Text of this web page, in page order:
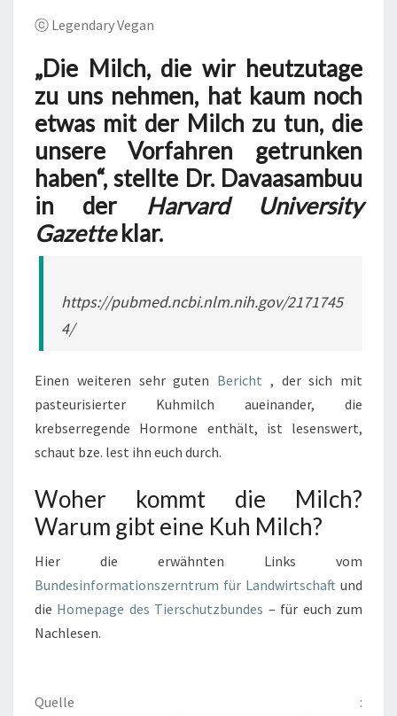
ⓒ Legendary Vegan
„Die Milch, die wir heutzutage
zu uns nehmen, hat kaum noch
etwas mit der Milch zu tun, die
unsere Vorfahren getrunken
haben“, stellte Dr. Davaasambuu
in der Harvard University
Gazetteklar.
https://pubmed.ncbi.nlm.nih.gov/2171745
4/
Einen weiteren sehr guten Bericht , der sich mit
pasteurisierter Kuhmilch aueinander, die
krebserregende Hormone enthält, ist lesenswert,
schaut bze. lest ihn euch durch.
Woher kommt die Milch?
Warum gibt eine Kuh Milch?
Hier die erwähnten Links vom
Bundesinformationszerntrum für Landwirtschaft und
die Homepage des Tierschutzbundes – für euch zum
Nachlesen.
Quelle :